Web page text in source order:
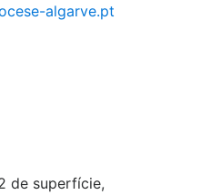
de superfície,